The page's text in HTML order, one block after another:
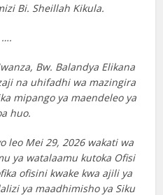
Bi. Sheillah Kikula.
….
Bw. Balandya Elikana
na uhifadhi wa mazingira
mipango ya maendeleo ya
huo.
leo Mei 29, 2026 wakati wa
ya watalaamu kutoka Ofisi
ofisini kwake kwa ajili ya
ya maadhimisho ya Siku